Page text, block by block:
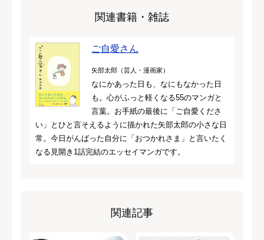
関連書籍・雑誌
ご自愛さん
矢部太郎（芸人・漫画家）
なにかあった日も、なにもなかった日
も。心がふっと軽くなる55のマンガと
言葉。お手紙の最後に「ご自愛くださ
い」とひと言そえるように描かれた矢部太郎の小さな日
常。今日がんばった自分に「おつかれさま」と言いたく
なる見開き1話完結のエッセイマンガです。
関連記事